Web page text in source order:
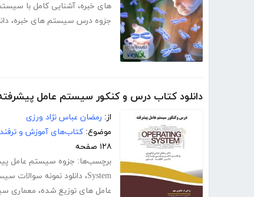
های خبره، آشنایی کامل با
جزوه درس سیستم های خبره،
دانلود کتاب درس و کنکور سیستم عامل
از: رمضان عباس نژاد ورزی
موضوع: کتاب‌های آموزش و ترفند
۱۲۸ صفحه
برچسب‌ها: جزوه سیستم عامل
System، دانلود نمونه سوالات
عامل های توزیع شده، معماری